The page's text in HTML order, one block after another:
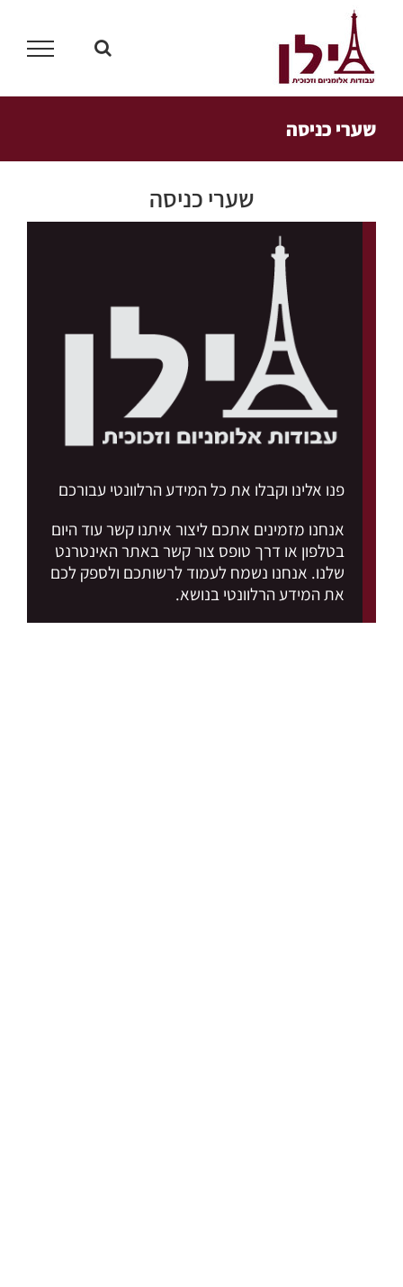
שערי כניסה
שערי כניסה
פנו אלינו וקבלו את כל המידע הרלוונטי עבורכם
אנחנו מזמינים אתכם ליצור איתנו קשר עוד היום
בטלפון או דרך טופס צור קשרבאתר האינטרנט
שלנו. אנחנו נשמח לעמוד לרשותכם ולספק לכם
את המידע הרלוונטי בנושא.